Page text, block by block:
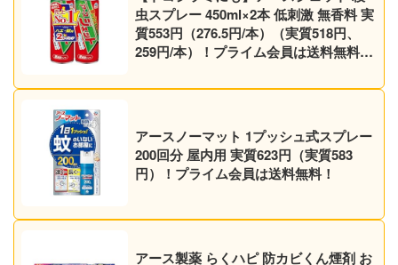
虫スプレー 450ml×2本 低刺激 無香料 実
質553円（276.5円/本）（実質518円、
259円/本）！プライム会員は送料無料！
アースノーマット 1プッシュ式スプレー
200回分 屋内用 実質623円（実質583
円）！プライム会員は送料無料！
アース製薬 らくハピ 防カビくん煙剤 お